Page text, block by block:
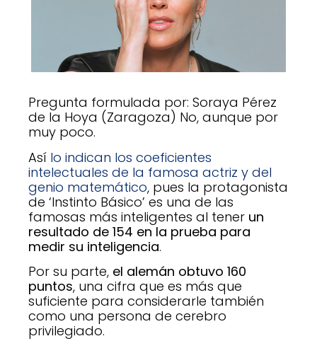
Pregunta formulada por: Soraya Pérez
de la Hoya (Zaragoza) No, aunque por
muy poco.
Así lo indican los coeficientes
intelectuales de la famosa actriz y del
genio matemático, pues la protagonista
de ‘Instinto Básico’ es una de las
famosas más inteligentes al tener un
resultado de 154 en la prueba para
medir su inteligencia.
Por su parte, el alemán obtuvo 160
puntos, una cifra que es más que
suficiente para considerarle también
como una persona de cerebro
privilegiado.